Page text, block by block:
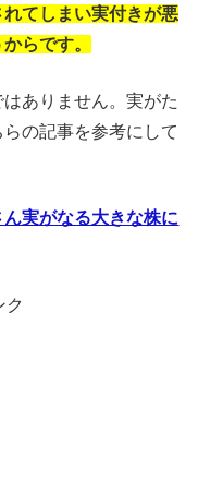
れてしまい実付きが悪
からです。
ありません。実がた
の記事を参考にして
実がなる大きな株に
ク